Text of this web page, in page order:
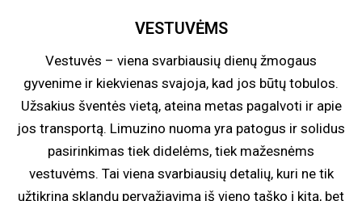
VESTUVĖMS
Vestuvės – viena svarbiausių dienų žmogaus
gyvenime ir kiekvienas svajoja, kad jos būtų tobulos.
Užsakius šventės vietą, ateina metas pagalvoti ir apie
jos transportą. Limuzino nuoma yra patogus ir solidus
pasirinkimas tiek didelėms, tiek mažesnėms
vestuvėms. Tai viena svarbiausių detalių, kuri ne tik
užtikrina sklandų pervažiavimą iš vieno taško į kitą, bet